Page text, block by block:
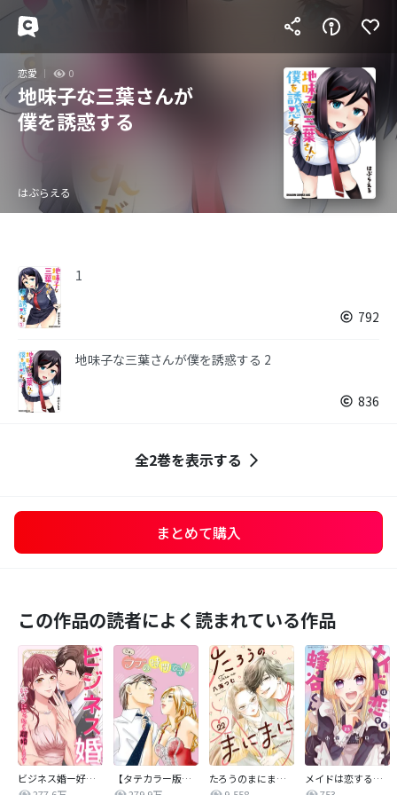
恋愛 0
地味子な三葉さんが
僕を誘惑する
はぶらえる
1
792
地味子な三葉さんが僕を誘惑する 2
836
全2巻を表示する
まとめて購入
この作品の読者によく読まれている作品
ビジネス婚ー好きになったら離婚しますー
【タテカラー版】さぁ、ラブの時間です！
たろうのまにまに【単話】
メイドは恋する蜂谷くん【マイクロ】